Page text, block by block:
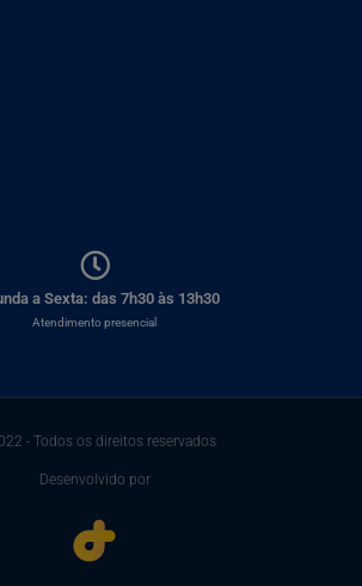
a Sexta: das 7h30 às 13h30
Atendimento presencial
- Todos os direitos reservados
Desenvolvido por